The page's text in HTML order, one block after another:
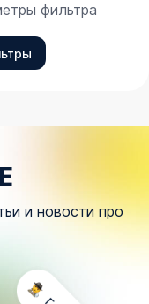
фильтра
и новости про